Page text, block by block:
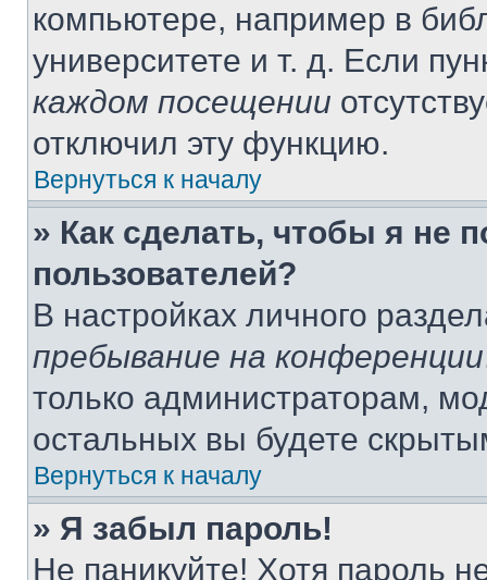
компьютере, например в
университете и т. д. Если
каждом посещении
отключил эту функцию.
Вернуться к началу
» Как сделать, чтобы я не
пользователей?
В настройках личного
пребывание на конференции
только администраторам,
остальных вы будете
Вернуться к началу
» Я забыл пароль!
Не паникуйте! Хотя пароль